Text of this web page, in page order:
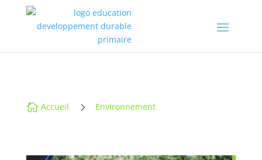
 Accueil 5 Environnement